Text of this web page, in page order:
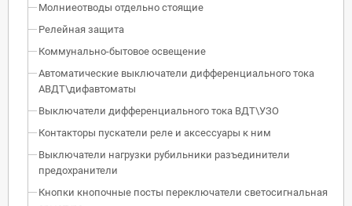
Молниеотводы отдельно стоящие
Релейная защита
Коммунально-бытовое освещение
Автоматические выключатели дифференциального тока
АВДТ\дифавтоматы
Выключатели дифференциального тока ВДТ\УЗО
Контакторы пускатели реле и аксессуары к ним
Выключатели нагрузки рубильники разъединители
предохранители
Кнопки кнопочные посты переключатели светосигнальная